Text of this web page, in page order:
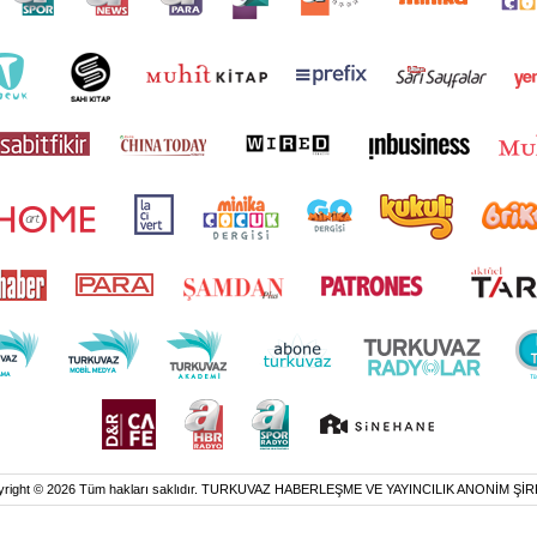
© 2026 Tüm hakları saklıdır. TURKUVAZ HABERLEŞME VE YAYINCILIK ANONİM